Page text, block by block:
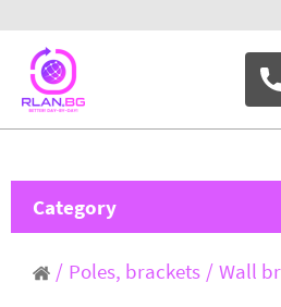
Category
MikroTikPoles, brackets Wall